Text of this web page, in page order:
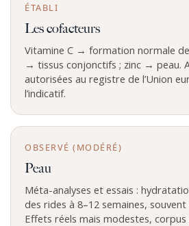
ÉTABLI
Les cofacteurs
Vitamine C → formation normale
→ tissus conjonctifs ; zinc → peau.
autorisées au registre de l’Union
l’indicatif.
OBSERVÉ (MODÉRÉ)
Peau
Méta-analyses et essais :
des rides à 8–12 semaines,
Effets réels mais modestes, corpus